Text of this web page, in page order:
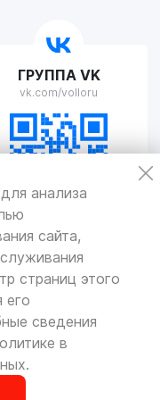
анализа
сайта,
страниц этого
его
сведения
в
.
2
17А
до 19:00
ГРУППА VK
vk.com/volloru
защищена законом